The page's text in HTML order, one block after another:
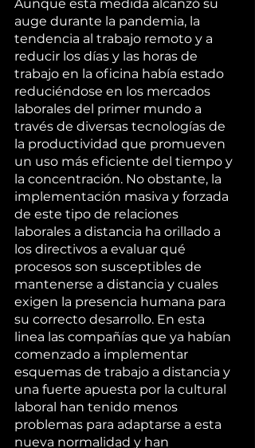
Aunque esta medida alcanzó su
auge durante la pandemia, la
tendencia al trabajo remoto y a
reducir los días y las horas de
trabajo en la oficina había estado
reduciéndose en los mercados
laborales del primer mundo a
través de diversas tecnologías de
la productividad que promueven
un uso más eficiente del tiempo y
la concentración. No obstante, la
implementación masiva y forzada
de este tipo de relaciones
laborales a distancia ha orillado a
los directivos a evaluar qué
procesos son susceptibles de
mantenerse a distancia y cuales
exigen la presencia humana para
su correcto desarrollo. En esta
linea las compañías que ya habían
comenzado a implementar
esquemas de trabajo a distancia y
una fuerte apuesta por la cultural
laboral han tenido menos
problemas para adaptarse a esta
nueva normalidad y han